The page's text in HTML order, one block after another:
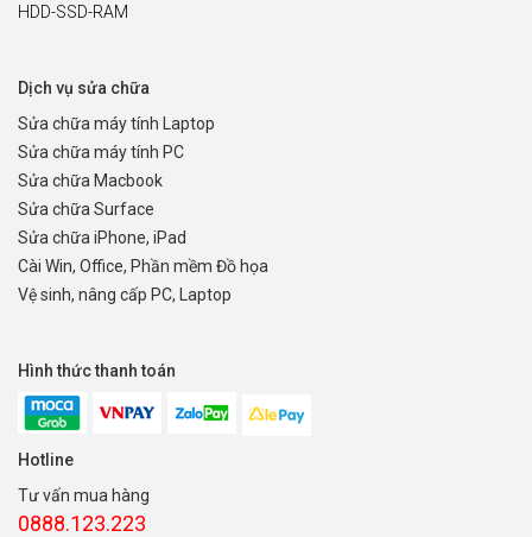
HDD-SSD-RAM
Dịch vụ sửa chữa
Sửa chữa máy tính Laptop
Sửa chữa máy tính PC
Sửa chữa Macbook
Sửa chữa Surface
Sửa chữa iPhone, iPad
Cài Win, Office, Phần mềm Đồ họa
Vệ sinh, nâng cấp PC, Laptop
Hình thức thanh toán
Hotline
Tư vấn mua hàng
0888.123.223